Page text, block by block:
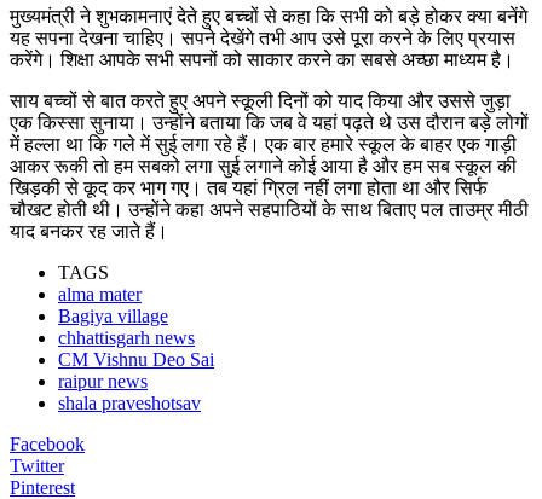
मुख्यमंत्री ने शुभकामनाएं देते हुए बच्चों से कहा कि सभी को बड़े होकर क्या बनेंगे
यह सपना देखना चाहिए। सपने देखेंगे तभी आप उसे पूरा करने के लिए प्रयास
करेंगे। शिक्षा आपके सभी सपनों को साकार करने का सबसे अच्छा माध्यम है।
साय बच्चों से बात करते हुए अपने स्कूली दिनों को याद किया और उससे जुड़ा
एक किस्सा सुनाया। उन्होंने बताया कि जब वे यहां पढ़ते थे उस दौरान बड़े लोगों
में हल्ला था कि गले में सुई लगा रहे हैं। एक बार हमारे स्कूल के बाहर एक गाड़ी
आकर रूकी तो हम सबको लगा सुई लगाने कोई आया है और हम सब स्कूल की
खिड़की से कूद कर भाग गए। तब यहां ग्रिल नहीं लगा होता था और सिर्फ
चौखट होती थी। उन्होंने कहा अपने सहपाठियों के साथ बिताए पल ताउम्र मीठी
याद बनकर रह जाते हैं।
TAGS
alma mater
Bagiya village
chhattisgarh news
CM Vishnu Deo Sai
raipur news
shala praveshotsav
Facebook
Twitter
Pinterest